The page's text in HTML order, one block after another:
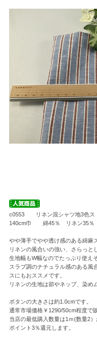
c0553 リネン混シャツ地3色
140cm巾 綿45％ リネン35％
やや薄手でやや透け感のある綿麻
リネンの風合いの強い、さらっと
生地幅もW幅なのでたっぷり使え
スラブ調のナチュラル感のある風
スにもおススメです。
リネンの生地は節やネップ、染め
ボタンの大きさは約1.0cmです。
通常市場価格￥1290/50cm程度で
当店の最低購入数量は1ｍ(数量2
ポイント3％還元します。